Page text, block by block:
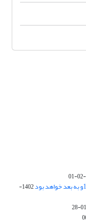
1402-